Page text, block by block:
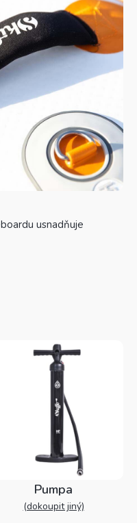
usnadňuje
Pumpa
(dokoupit jiný)